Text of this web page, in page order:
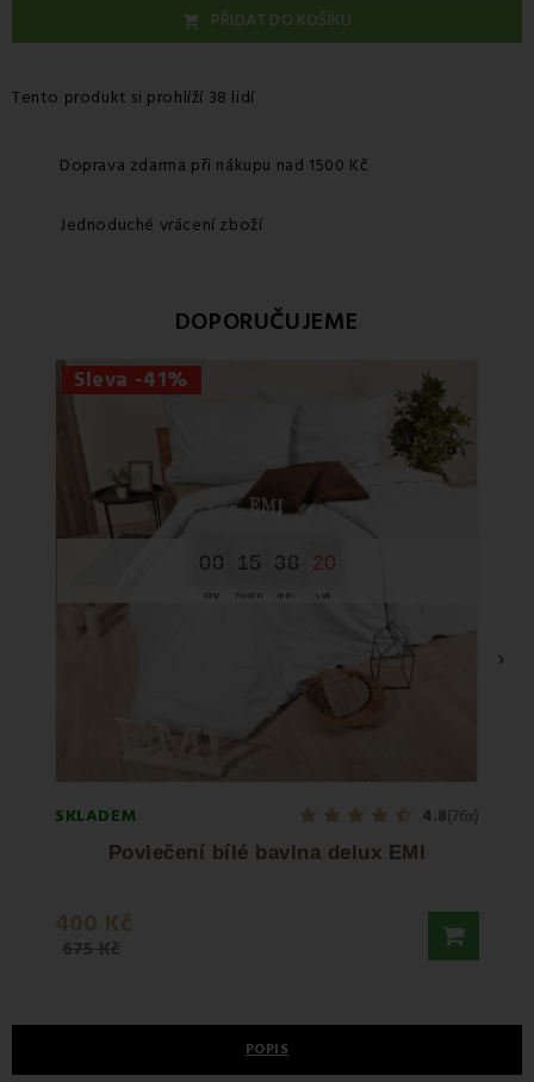
 PŘIDAT DO KOŠÍKU
Tento produkt si prohlíží 38 lidí
Doprava zdarma při nákupu nad 1500 Kč
Jednoduché vrácení zboží
DOPORUČUJEME
Sleva -41%
00
00
00
dny
15
15
00
hodin
38
38
00
min.
19
19
20
sek.
SKLADEM 4.8(76x)
Povlečení bílé bavlna delux EMI
400 Kč
675 Kč
›
POPIS